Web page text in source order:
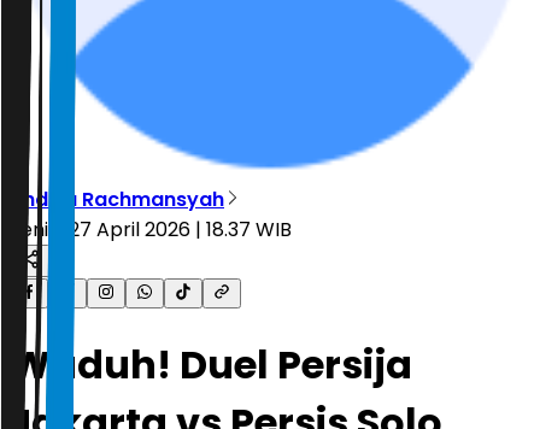
Andika Rachmansyah
Senin, 27 April 2026 | 18.37 WIB
Waduh! Duel Persija